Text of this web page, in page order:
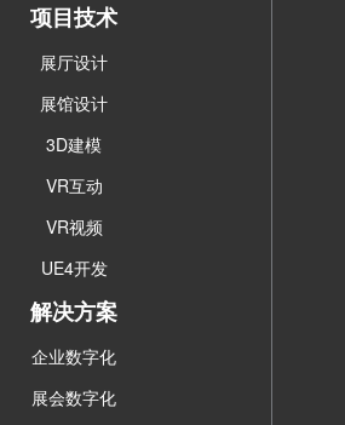
项目技术
展厅设计
展馆设计
3D建模
VR互动
VR视频
UE4开发
解决方案
企业数字化
展会数字化